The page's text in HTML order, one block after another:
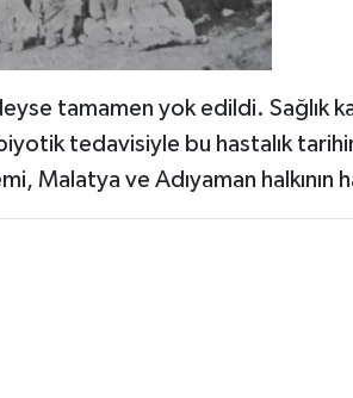
tamamen yok edildi. Sağlık
tedavisiyle bu hastalık
Malatya ve Adıyaman halkının